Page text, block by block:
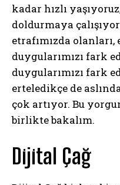
kadar hızlı
doldurmaya
etrafımızda
duygularımızı fark
duygularımızı fark
erteledikçe de
çok artıyor. Bu
birlikte bakalım.
Dijital Çağ